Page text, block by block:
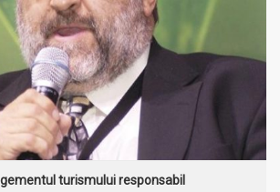
turismului responsabil